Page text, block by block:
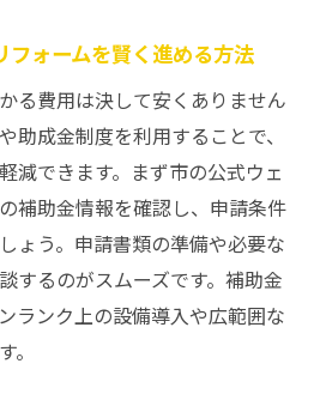
目の水廻りリフォーム動向
ムで快適な住まいに変える
する水廻り改装のコツ
ムで毎日が快適になるポイ
フォームを賢く進める方法
る費用は決して安くありません
助成金制度を利用することで、
減できます。まず市の公式ウェ
補助金情報を確認し、申請条件
ょう。申請書類の準備や必要な
するのがスムーズです。補助金
ランク上の設備導入や広範囲な